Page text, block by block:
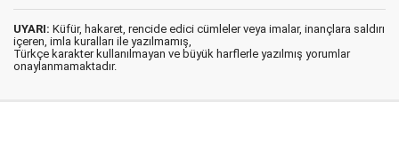
UYARI: Küfür, hakaret, rencide edici cümleler veya imalar, inançlara saldırı
içeren, imla kuralları ile yazılmamış,
Türkçe karakter kullanılmayan ve büyük harflerle yazılmış yorumlar
onaylanmamaktadır.